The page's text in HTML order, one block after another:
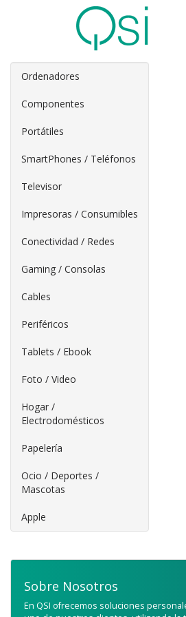
Ordenadores
Componentes
Portátiles
SmartPhones / Teléfonos
Televisor
Impresoras / Consumibles
Conectividad / Redes
Gaming / Consolas
Cables
Periféricos
Tablets / Ebook
Foto / Video
Hogar /
Electrodomésticos
Papelería
Ocio / Deportes /
Mascotas
Apple
Sobre Nosotros
En QSI ofrecemos soluciones